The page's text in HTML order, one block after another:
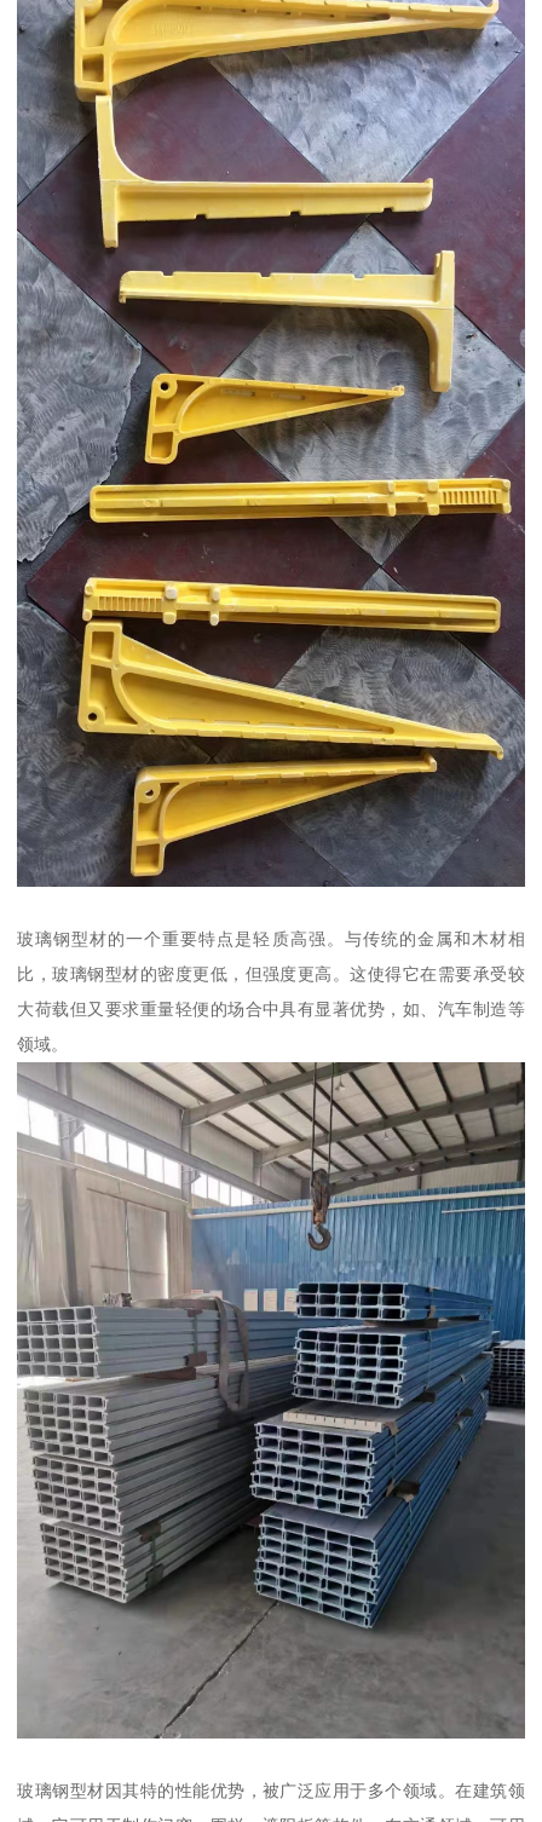
玻璃钢型材的一个重要特点是轻质高强。与传统的金属和木材相
比，玻璃钢型材的密度更低，但强度更高。这使得它在需要承受较
大荷载但又要求重量轻便的场合中具有显著优势，如、汽车制造等
领域。
玻璃钢型材因其特的性能优势，被广泛应用于多个领域。在建筑领